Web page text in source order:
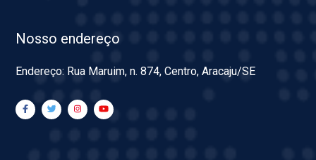
Nosso endereço
Endereço: Rua Maruim, n. 874, Centro, Aracaju/SE